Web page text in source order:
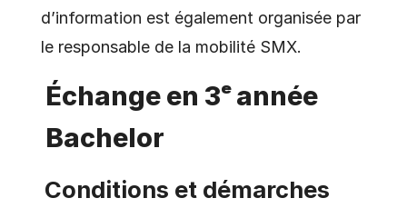
d’information est également organisée par
le responsable de la mobilité SMX.
Échange en 3ᵉ année
Bachelor
Conditions et démarches